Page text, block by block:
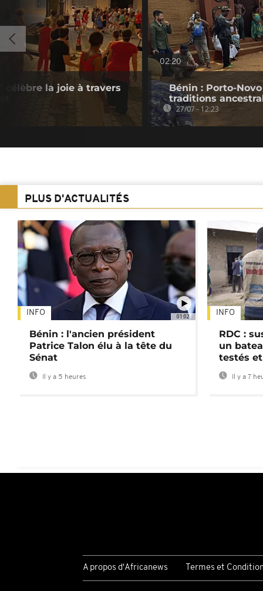
célèbre la joie à travers
02:20
Bénin : Porto-
traditions
27/07 - 12:23
PLUS D'ACTUALITÉS
01:02
INFO
Bénin : l'ancien président
Patrice Talon élu à la tête du
Sénat
Il y a 5 heures
INFO
RDC :
un
testés
Il y a 7
A propos d'Africanews Termes et